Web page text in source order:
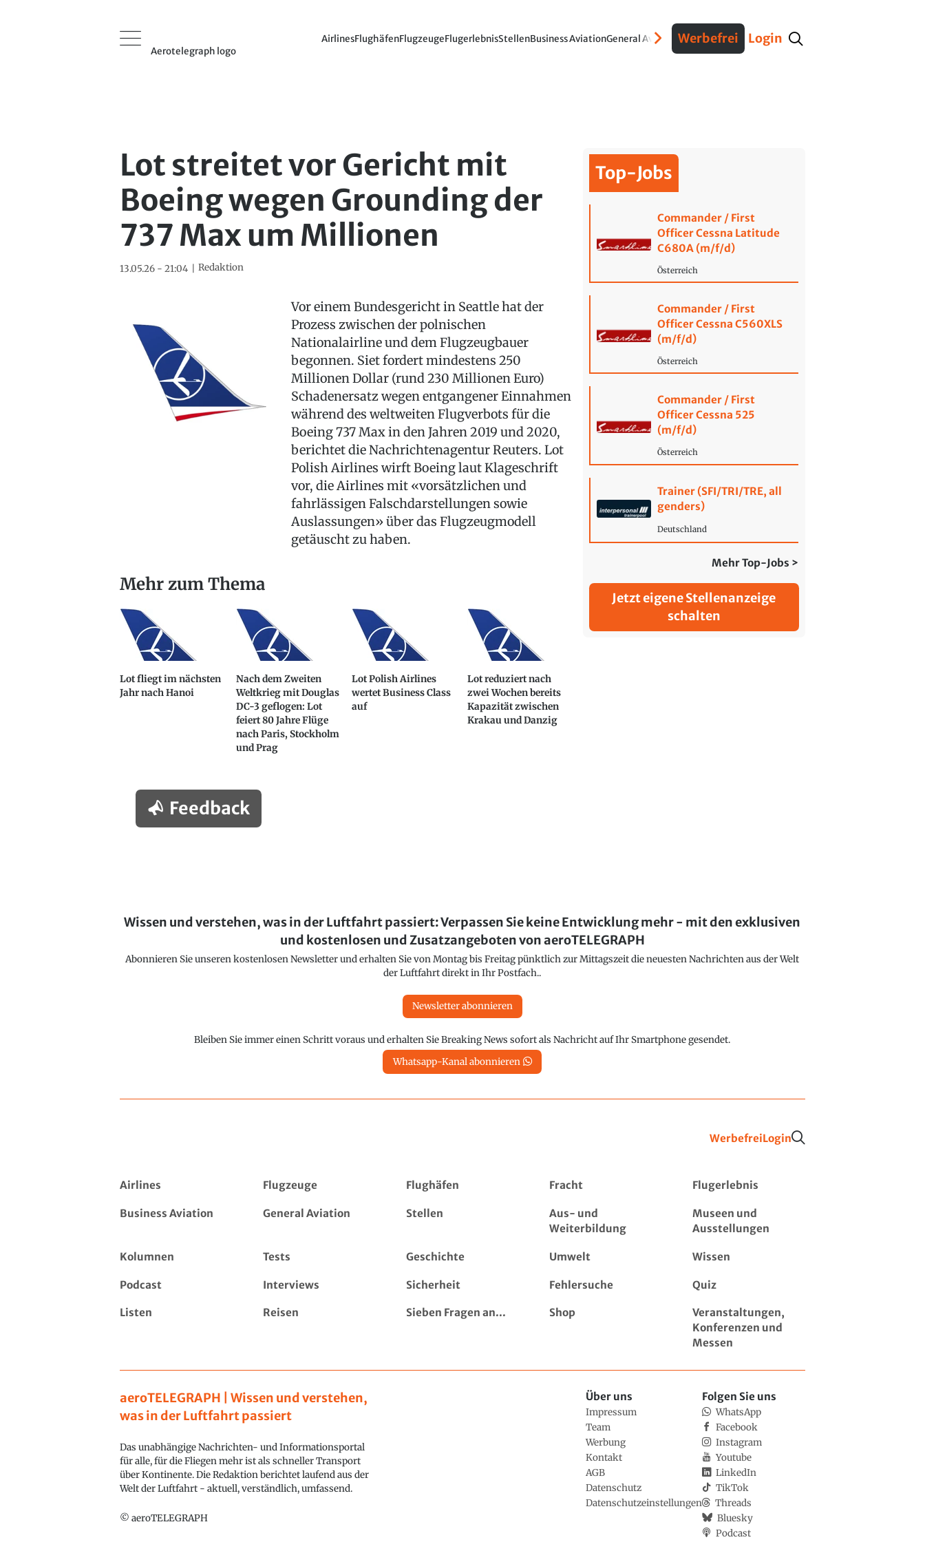
Aerotelegraph logo
AirlinesFlughäfenFlugzeugeFlugerlebnisStellenBusiness AviationGeneral AviationVerteidigungInterviews Fracht
Werbefrei Login
Lot streitet vor Gericht mit
Boeing wegen Grounding der
737 Max um Millionen
13.05.26 - 21:04 Redaktion
Vor einem Bundesgericht in Seattle hat der
Prozess zwischen der polnischen
Nationalairline und dem Flugzeugbauer
begonnen. Siet fordert mindestens 250
Millionen Dollar (rund 230 Millionen Euro)
Schadenersatz wegen entgangener Einnahmen
während des weltweiten Flugverbots für die
Boeing 737 Max in den Jahren 2019 und 2020,
berichtet die Nachrichtenagentur Reuters. Lot
Polish Airlines wirft Boeing laut Klageschrift
vor, die Airlines mit «vorsätzlichen und
fahrlässigen Falschdarstellungen sowie
Auslassungen» über das Flugzeugmodell
getäuscht zu haben.
Mehr zum Thema
Lot fliegt im nächsten
Jahr nach Hanoi
Nach dem Zweiten
Weltkrieg mit Douglas
DC-3 geflogen: Lot
feiert 80 Jahre Flüge
nach Paris, Stockholm
und Prag
Lot Polish Airlines
wertet Business Class
auf
Lot reduziert nach
zwei Wochen bereits
Kapazität zwischen
Krakau und Danzig
Feedback
Top-Jobs
Commander / First
Officer Cessna Latitude
C680A (m/f/d)
Österreich
Commander / First
Officer Cessna C560XLS
(m/f/d)
Österreich
Commander / First
Officer Cessna 525
(m/f/d)
Österreich
Trainer (SFI/TRI/TRE, all
genders)
Deutschland
Mehr Top-Jobs >
Jetzt eigene Stellenanzeige
schalten
Wissen und verstehen, was in der Luftfahrt passiert: Verpassen Sie keine Entwicklung mehr - mit den exklusiven
und kostenlosen und Zusatzangeboten von aeroTELEGRAPH
Abonnieren Sie unseren kostenlosen Newsletter und erhalten Sie von Montag bis Freitag pünktlich zur Mittagszeit die neuesten Nachrichten aus der Welt
der Luftfahrt direkt in Ihr Postfach..
Newsletter abonnieren
Bleiben Sie immer einen Schritt voraus und erhalten Sie Breaking News sofort als Nachricht auf Ihr Smartphone gesendet.
Whatsapp-Kanal abonnieren
WerbefreiLogin
Airlines Flugzeuge Flughäfen Fracht Flugerlebnis
Business Aviation General Aviation Stellen
Aus- und
Weiterbildung
Museen und
Ausstellungen
Kolumnen Tests Geschichte Umwelt Wissen
Podcast Interviews Sicherheit Fehlersuche Quiz
Listen Reisen Sieben Fragen an... Shop
Veranstaltungen,
Konferenzen und
Messen
aeroTELEGRAPH | Wissen und verstehen,
was in der Luftfahrt passiert
Das unabhängige Nachrichten- und Informationsportal
für alle, für die Fliegen mehr ist als schneller Transport
über Kontinente. Die Redaktion berichtet laufend aus der
Welt der Luftfahrt - aktuell, verständlich, umfassend.
© aeroTELEGRAPH
Über uns
Impressum
Team
Werbung
Kontakt
AGB
Datenschutz
Datenschutzeinstellungen
Folgen Sie uns
WhatsApp
Facebook
Instagram
Youtube
LinkedIn
TikTok
Threads
Bluesky
Podcast